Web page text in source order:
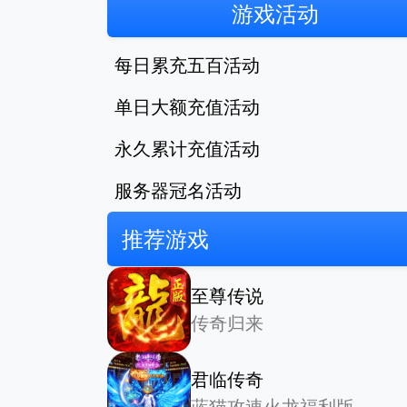
游戏活动
每日累充五百活动
单日大额充值活动
永久累计充值活动
服务器冠名活动
推荐游戏
至尊传说
传奇归来
君临传奇